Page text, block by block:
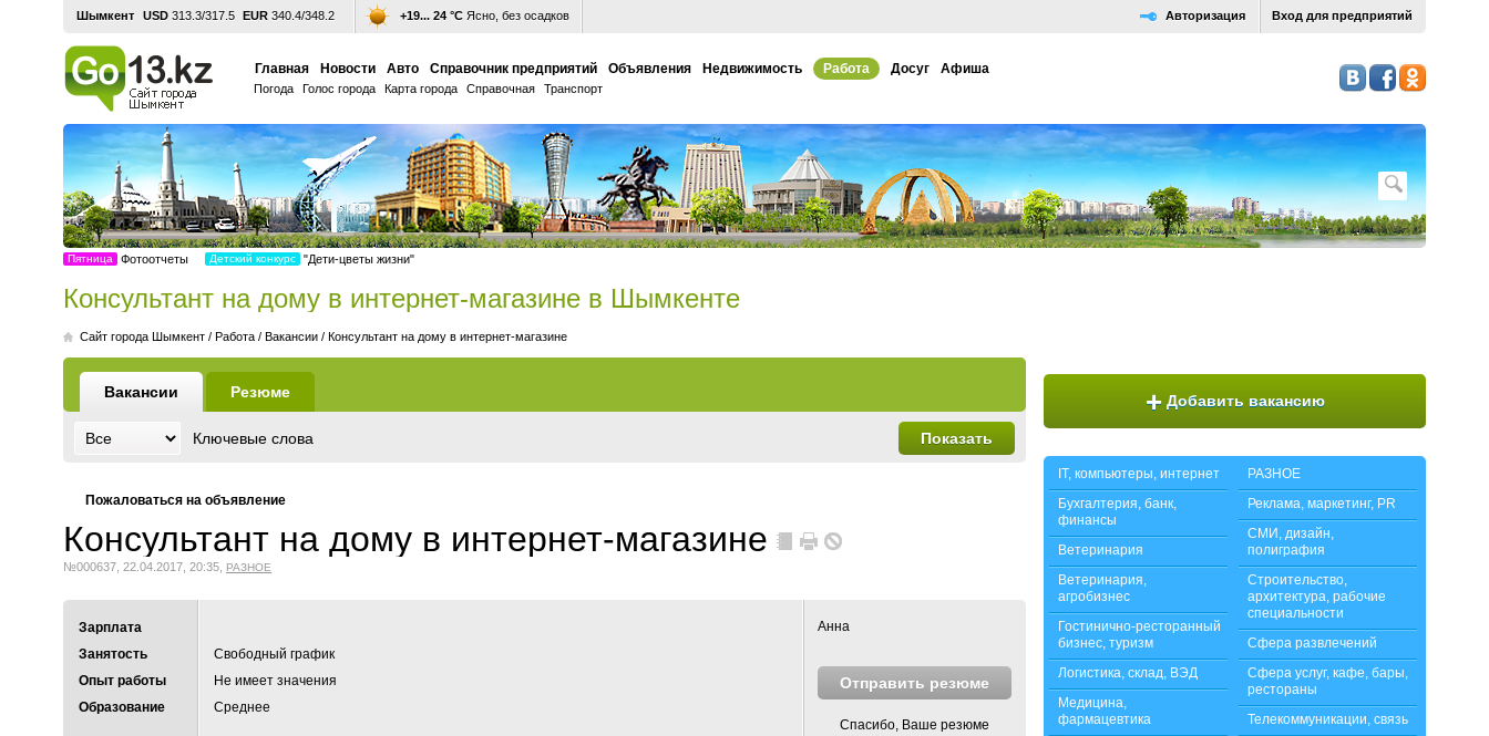
Шымкент USD 313.3/317.5 EUR 340.4/348.2 +19... 24 °С Ясно, без осадков Вход для предприятий
Авторизация
Главная Новости Авто Справочник предприятий Объявления Недвижимость Работа Досуг Афиша
Погода Голос города Карта города Справочная Транспорт
Пятница Фотоотчеты Детский конкурс "Дети-цветы жизни"
Консультант на дому в интернет-магазине в Шымкенте
Cайт города Шымкент / Работа / Вакансии / Консультант на дому в интернет-магазине
Вакансии Резюме
Ключевые слова
Пожаловаться на объявление
Консультант на дому в интернет-магазине
№000637, 22.04.2017, 20:35, РАЗНОЕ
Зарплата
Занятость
Свободный график
Опыт работы
Не имеет значения
Образование
Среднее
Анна
Отправить резюме
Спасибо, Ваше резюме
+ Добавить вакансию
IT, компьютеры, интернет
Бухгалтерия, банк,
финансы
Ветеринария
Ветеринария,
агробизнес
Гостинично-ресторанный
бизнес, туризм
Логистика, склад, ВЭД
Медицина,
фармацевтика
РАЗНОЕ
Реклама, маркетинг, PR
СМИ, дизайн,
полиграфия
Строительство,
архитектура, рабочие
специальности
Сфера развлечений
Сфера услуг, кафе, бары,
рестораны
Телекоммуникации, связь